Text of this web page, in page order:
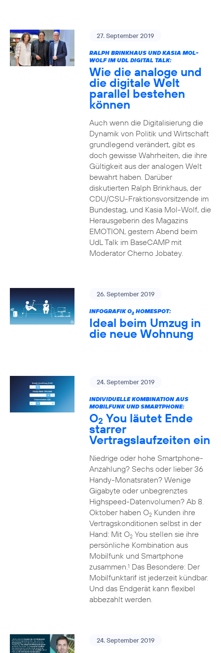
27. September 2019
RALPH BRINKHAUS UND KASIA MOL-
WOLF IM UDL DIGITAL TALK:
Wie die analoge und
die digitale Welt
parallel bestehen
können
Auch wenn die Digitalisierung die
Dynamik von Politik und Wirtschaft
grundlegend verändert, gibt es
doch gewisse Wahrheiten, die ihre
Gültigkeit aus der analogen Welt
bewahrt haben. Darüber
diskutierten Ralph Brinkhaus, der
CDU/CSU-Fraktionsvorsitzende im
Bundestag, und Kasia Mol-Wolf, die
Herausgeberin des Magazins
EMOTION, gestern Abend beim
UdL Talk im BaseCAMP mit
Moderator Cherno Jobatey.
26. September 2019
INFOGRAFIK O2HOMESPOT:
Ideal beim Umzug in
die neue Wohnung
24. September 2019
INDIVIDUELLE KOMBINATION AUS
MOBILFUNK UND SMARTPHONE:
O2 You läutet Ende
starrer
Vertragslaufzeiten ein
Niedrige oder hohe Smartphone-
Anzahlung? Sechs oder lieber 36
Handy-Monatsraten? Wenige
Gigabyte oder unbegrenztes
Highspeed-Datenvolumen? Ab 8.
Oktober haben O2Kunden ihre
Vertragskonditionen selbst in der
Hand: Mit O2You stellen sie ihre
persönliche Kombination aus
Mobilfunk und Smartphone
zusammen.1 Das Besondere: Der
Mobilfunktarif ist jederzeit kündbar.
Und das Endgerät kann flexibel
abbezahlt werden.
24. September 2019